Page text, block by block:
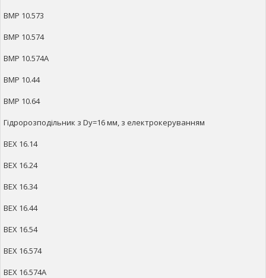
ВМР 10.573
ВМР 10.574
ВМР 10.574А
ВМР 10.44
ВМР 10.64
Гідророзподільник з Dy=16 мм, з електрокеруванням
ВЕХ 16.14
ВЕХ 16.24
ВЕХ 16.34
ВЕХ 16.44
ВЕХ 16.54
ВЕХ 16.574
ВЕХ 16.574А